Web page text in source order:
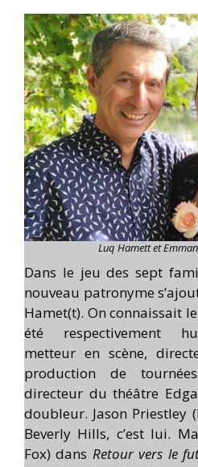
Luq Hamett et
Dans le jeu des sept
nouveau patronyme
Hamet(t). On connaissait
été respectivement
metteur en scène,
production de
directeur du théâtre
doubleur. Jason Priestley
Beverly Hills, c’est lui.
Fox) dans Retour vers le